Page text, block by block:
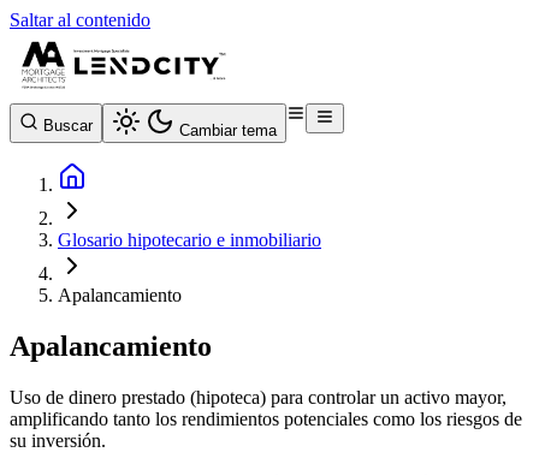
Saltar al contenido
Buscar Cambiar tema
Glosario hipotecario e inmobiliario
Apalancamiento
Apalancamiento
Uso de dinero prestado (hipoteca) para controlar un activo mayor,
amplificando tanto los rendimientos potenciales como los riesgos de
su inversión.